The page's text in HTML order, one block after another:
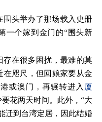
围头举办了那场载入史册
一个嫁到金门的“围头新
存在很多困扰，最难的莫
在咫尺，但回娘家要从金
或澳门，再辗转进入 厦
花两天时间。此外，“大
迁到台湾定居，因此结婚